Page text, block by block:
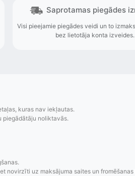
kuras nav iekļautas.
piegādātāju noliktavās.
novirzīti uz maksājuma saites un